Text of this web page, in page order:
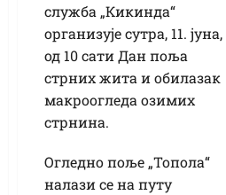
служба „Кикинда“
организује сутра, 11. јуна,
од 10 сати Дан поља
стрних жита и обилазак
макроогледа озимих
стрнина.
Огледно поље „Топола“
налази се на путу